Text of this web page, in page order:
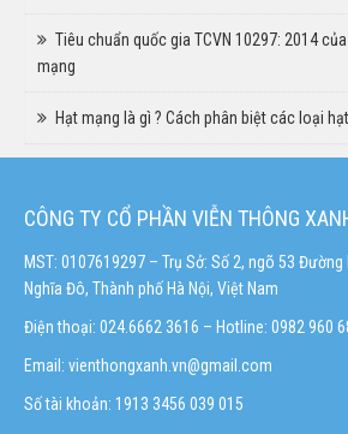
Tiêu chuẩn quốc gia TCVN 10297: 2014
mạng
Hạt mạng là gì ? Cách phân biệt các loại
CÔNG TY CỔ PHẦN VIỄN THÔNG
MST: 0107619297 – Trụ Sở: Số 2, ngõ 53
Nghĩa Đô, Thành phố Hà Nội, Việt Nam
Điện thoại: 024.6662 3616 – Hotline: 0982 960
Email: vienthongxanh.vn@gmail.com
Số tài khoản: 1913 3456 039 015